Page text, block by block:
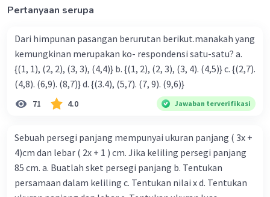
Pertanyaan serupa
Dari himpunan pasangan berurutan berikut.manakah yang
kemungkinan merupakan ko- respondensi satu-satu? a.
{(1, 1), (2, 2), (3, 3), (4,4)} b. {(1, 2), (2, 3), (3, 4). (4,5)} c. {(2,7).
(4,8). (6,9). (8,7)} d. {(3.4), (5,7). (7, 9). (9,6)}
71 4.0 Jawaban terverifikasi
Sebuah persegi panjang mempunyai ukuran panjang ( 3x +
4)cm dan lebar ( 2x + 1 ) cm. Jika keliling persegi panjang
85 cm. a. Buatlah sket persegi panjang b. Tentukan
persamaan dalam keliling c. Tentukan nilai x d. Tentukan